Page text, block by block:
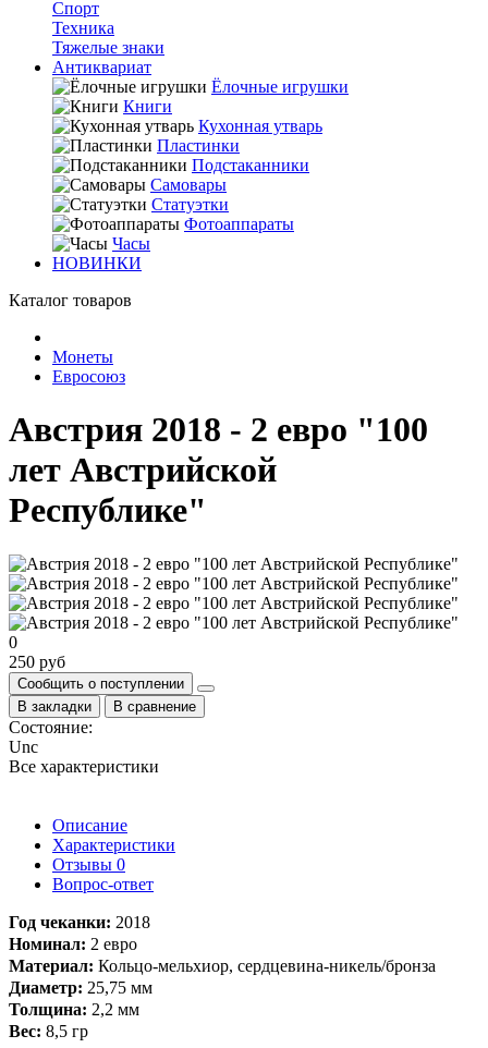
Спорт
Техника
Тяжелые знаки
Антиквариат
Ёлочные игрушки
Книги
Кухонная утварь
Пластинки
Подстаканники
Самовары
Статуэтки
Фотоаппараты
Часы
НОВИНКИ
Каталог товаров
Монеты
Евросоюз
Австрия 2018 - 2 евро "100
лет Австрийской
Республике"
0
250 руб
Сообщить о поступлении
В закладки
В сравнение
Состояние:
Unc
Все характеристики
Описание
Характеристики
Отзывы 0
Вопрос-ответ
​Год чеканки: 2018
Номинал: 2 евро
Материал: Кольцо-мельхиор, сердцевина-никель/бронза
Диаметр: 25,75 мм
Толщина: 2,2 мм
Вес: 8,5 гр